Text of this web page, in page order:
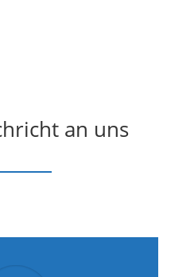
an uns